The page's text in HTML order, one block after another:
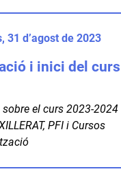
31 d’agost de 2023
i inici del
el curs 2023-2024
PFI i Cursos